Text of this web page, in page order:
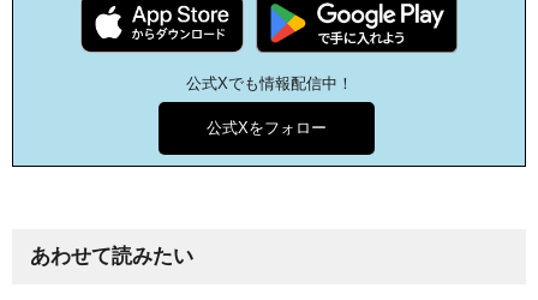
公式Xでも情報配信中！
公式Xをフォロー
あわせて読みたい